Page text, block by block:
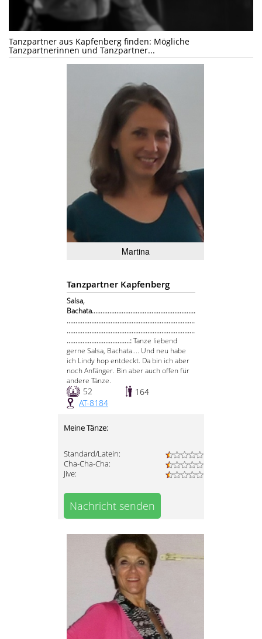
Tanzpartner aus Kapfenberg finden: Mögliche
Tanzpartnerinnen und Tanzpartner...
Martina
Tanzpartner Kapfenberg
Salsa,
Bachata...........................................................
.........................................................................
.........................................................................
....................................:Tanze liebend
gerne Salsa, Bachata.... Und neu habe
ich Lindy hop entdeckt. Da bin ich aber
noch Anfänger. Bin aber auch offen für
andere Tänze.
52
164
AT-8184
Meine Tänze:
Standard/Latein:
Cha-Cha-Cha:
Jive:
Nachricht senden